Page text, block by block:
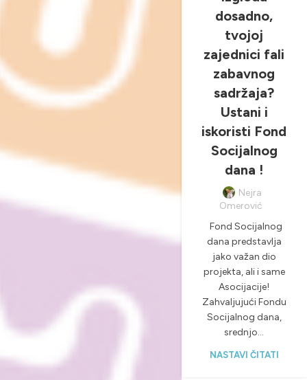
dosadno,
tvojoj
zajednici fali
zabavnog
sadržaja?
Ustani i
iskoristi Fond
Socijalnog
dana !
Nejra
Omerović
Fond Socijalnog
dana predstavlja
jako važan dio
projekta, ali i same
Asocijacije!
Zahvaljujući Fondu
Socijalnog dana,
srednjo...
NASTAVI ČITATI